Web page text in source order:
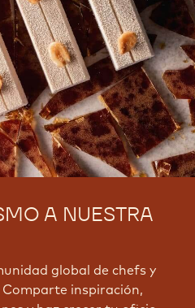
A NUESTRA
global de chefs y
inspiración,